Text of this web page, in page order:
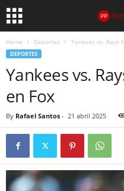
Home Deportes Yankees vs. Rays
DEPORTES
Yankees vs.
en Fox
By Rafael Santos - 21 abril 2025